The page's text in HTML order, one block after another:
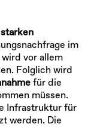
starken
im
wird vor allem
Folglich wird
für die
müssen.
Infrastruktur für
werden. Die